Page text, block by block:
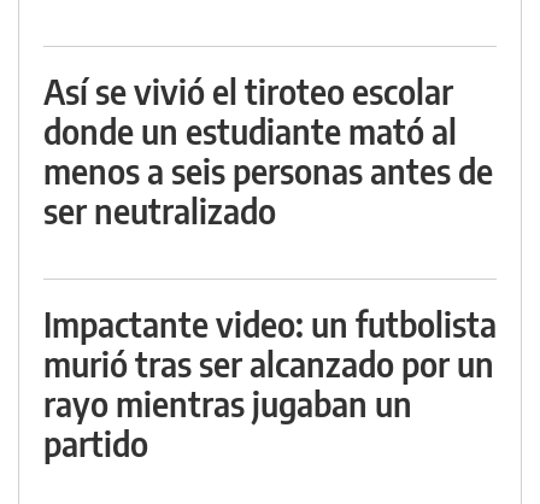
Así se vivió el tiroteo escolar
donde un estudiante mató al
menos a seis personas antes de
ser neutralizado
Impactante video: un futbolista
murió tras ser alcanzado por un
rayo mientras jugaban un
partido